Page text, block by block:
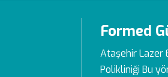
Formed
Ataşehir Lazer
Polikliniği Bu